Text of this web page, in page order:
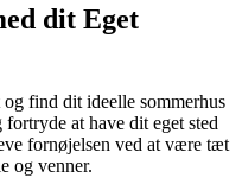
dit Eget
find dit ideelle sommerhus
at have dit eget sted
fornøjelsen ved at være tæt
og venner.